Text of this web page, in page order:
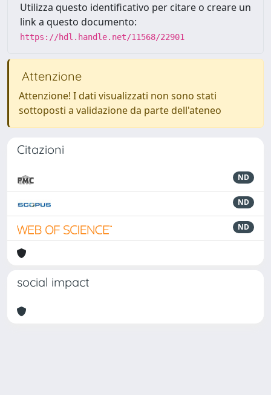
Utilizza questo identificativo per citare o creare un
link a questo documento:
https://hdl.handle.net/11568/22901
Attenzione
Attenzione! I dati visualizzati non sono stati
sottoposti a validazione da parte dell'ateneo
Citazioni
ND
ND
ND
social impact